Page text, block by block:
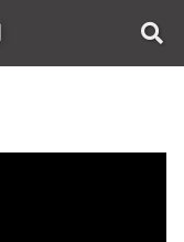
AppWereld